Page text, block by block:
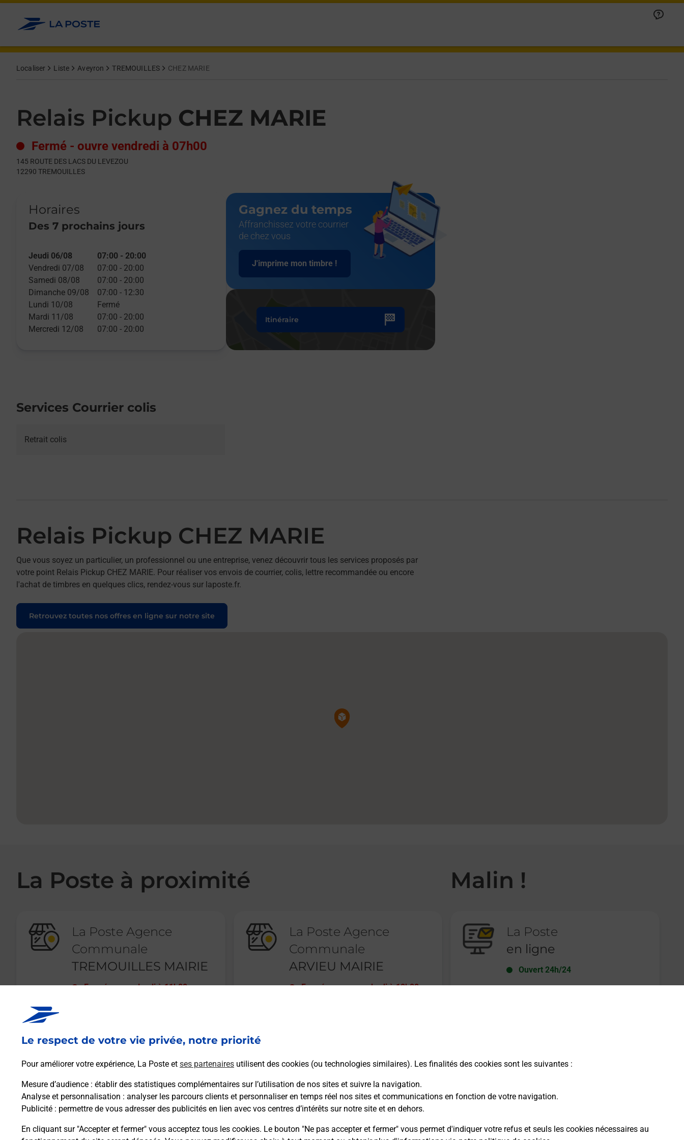
Le respect de votre vie privée, notre priorité
Pour améliorer votre expérience, La Poste et ses partenaires utilisent des cookies (ou technologies similaires). Les finalités des cookies sont les suivantes :
Mesure d’audience : établir des statistiques complémentaires sur l’utilisation de nos sites et suivre la navigation.
Analyse et personnalisation : analyser les parcours clients et personnaliser en temps réel nos sites et communications en fonction de votre navigation.
Publicité : permettre de vous adresser des publicités en lien avec vos centres d’intérêts sur notre site et en dehors.
En cliquant sur "Accepter et fermer" vous acceptez tous les cookies. Le bouton "Ne pas accepter et fermer" vous permet d'indiquer votre refus et seuls les cookies nécessaires au
Allez au contenu
Localiser Liste Aveyron TREMOUILLES CHEZ MARIE
Relais Pickup CHEZ MARIE
Fermé - ouvre vendredi à 07h00
145 ROUTE DES LACS DU LEVEZOU
12290 TREMOUILLES
Horaires
Des 7 prochains jours
Day of the WeekHours
Jeudi 06/08 07:00 - 20:00
Vendredi 07/08
07:00 - 20:00
Samedi 08/08
07:00 - 20:00
Dimanche 09/08
07:00 - 12:30
Lundi 10/08
Fermé
Mardi 11/08
07:00 - 20:00
Mercredi 12/08
07:00 - 20:00
Gagnez du temps
Affranchissez votre courrier
de chez vous
J'imprime mon timbre !
Itinéraire
Services Courrier colis
Retrait colis
Relais Pickup CHEZ MARIE
Que vous soyez un particulier, un professionnel ou une entreprise, venez découvrir tous les services proposés par
votre point Relais Pickup CHEZ MARIE. Pour réaliser vos envois de courrier, colis, lettre recommandée ou encore
l'achat de timbres en quelques clics, rendez-vous sur laposte.fr.
Retrouvez toutes nos offres en ligne sur notre site
Pin de la carte
Get directions to Relais Pickup at 145 ROUTE DES LACS DU LEVEZOU TREMOUILLES,
lien s'ouvre dans un nouvel onglet
La Poste à proximité
La Poste Agence
Communale
TREMOUILLES MAIRIE
Fermé-ouvre lundi à 11h00
En savoir plus
La Poste Agence
Communale
ARVIEU MAIRIE
Fermé-ouvre vendredi à 10h00
Malin !
La Poste
en ligne
Ouvert 24h/24